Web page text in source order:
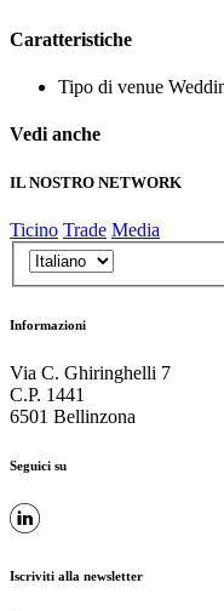
Caratteristiche
Tipo di venue
Vedi anche
IL NOSTRO NETWORK
Ticino Trade Media
Informazioni
Via C. Ghiringhelli 7
C.P. 1441
6501 Bellinzona
Seguici su
Iscriviti alla newsletter